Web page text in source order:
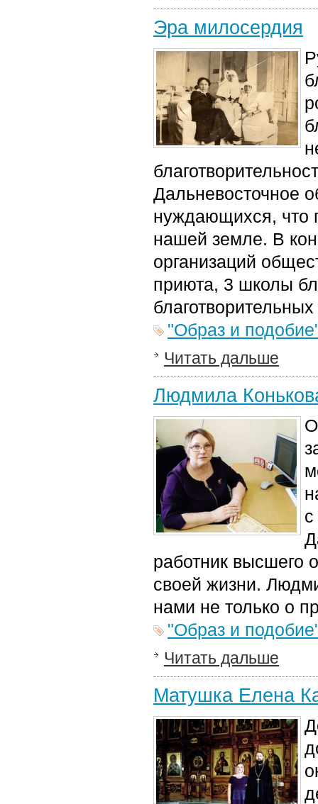
Эра милосердия
Дальневосточное
нуждающихся, что
нашей земле. В
организаций
приюта, 3 школы
"Образ и
Читать дальше
Людмила
работник высшего
своей жизни.
нами не только о
"Образ и
Читать дальше
Матушка Елена